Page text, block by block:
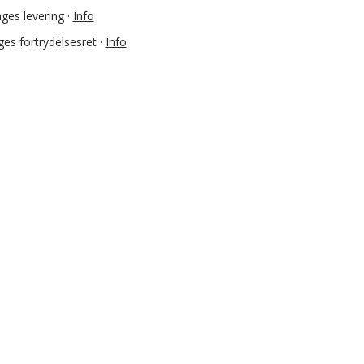
levering · Info
fortrydelsesret · Info